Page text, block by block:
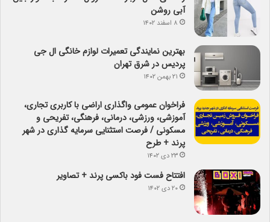
آبی روشن
۸ اسفند ۱۴۰۲
بهترین نمایندگی تعمیرات لوازم خانگی ال جی
پردیس در شرق تهران
۲۱ بهمن ۱۴۰۲
فراخوان عمومی واگذاری اراضی با کاربری تجاری،
آموزشی، ورزشی، درمانی، فرهنگی، تفریحی و
مسکونی / فرصت استثنایی سرمایه گذاری در شهر
پرند + طرح
۲۳ دی ۱۴۰۲
افتتاح فست فود باکسی پرند + تصاویر
۲۰ دی ۱۴۰۲